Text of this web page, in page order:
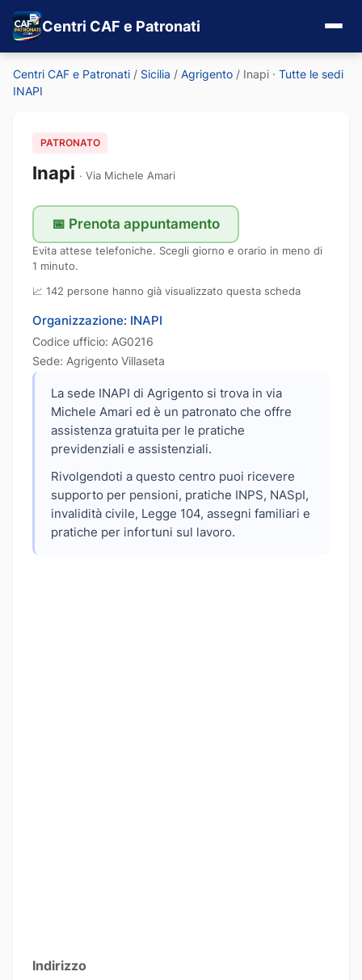
Centri CAF e Patronati
Centri CAF e Patronati / Sicilia / Agrigento / Inapi · Tutte le sedi
INAPI
PATRONATO
Inapi Via Michele Amari
📅 Prenota appuntamento
Evita attese telefoniche. Scegli giorno e orario in meno di
1 minuto.
📈 142 persone hanno già visualizzato questa scheda
Organizzazione: INAPI
Codice ufficio: AG0216
Sede: Agrigento Villaseta
La sede INAPI di Agrigento si trova in via
Michele Amari ed è un patronato che offre
assistenza gratuita per le pratiche
previdenziali e assistenziali.
Rivolgendoti a questo centro puoi ricevere
supporto per pensioni, pratiche INPS, NASpI,
invalidità civile, Legge 104, assegni familiari e
pratiche per infortuni sul lavoro.
Indirizzo